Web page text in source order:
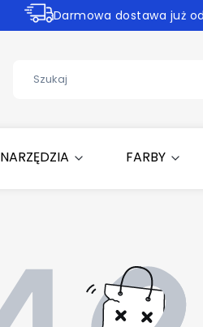
Darmowa dostawa już
NARZĘDZIA FARBY